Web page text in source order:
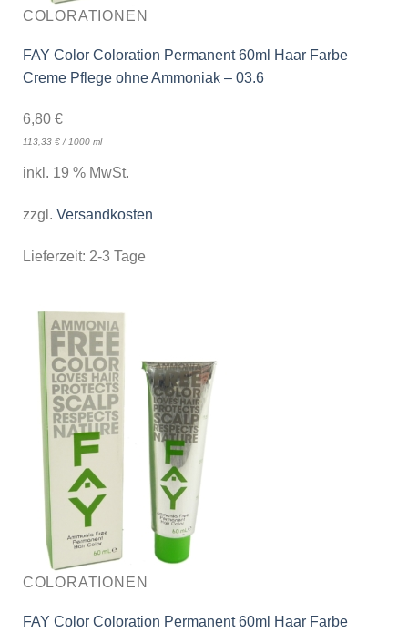
COLORATIONEN
FAY Color Coloration Permanent 60ml Haar Farbe
Creme Pflege ohne Ammoniak – 03.6
6,80 €
113,33 €/1000 ml
inkl. 19 % MwSt.
zzgl. Versandkosten
Lieferzeit: 2-3 Tage
COLORATIONEN
FAY Color Coloration Permanent 60ml Haar Farbe